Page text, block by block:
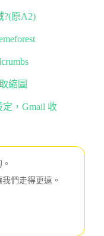
?(原A2)
縮圖
，Gmail 收
們走得更遠。